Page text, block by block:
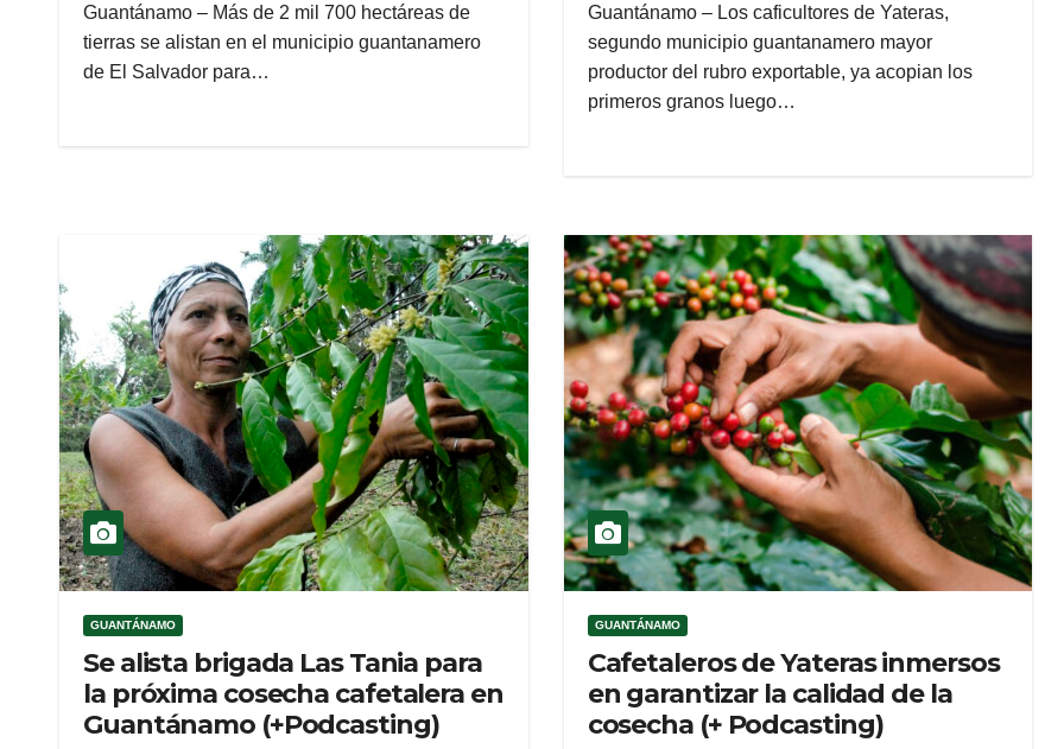
Guantánamo – Más de 2 mil 700 hectáreas de
tierras se alistan en el municipio guantanamero
de El Salvador para…
Guantánamo – Los caficultores de Yateras,
segundo municipio guantanamero mayor
productor del rubro exportable, ya acopian los
primeros granos luego…
GUANTÁNAMO
Se alista brigada Las Tania para
la próxima cosecha cafetalera en
Guantánamo (+Podcasting)
GUANTÁNAMO
Cafetaleros de Yateras inmersos
en garantizar la calidad de la
cosecha (+ Podcasting)